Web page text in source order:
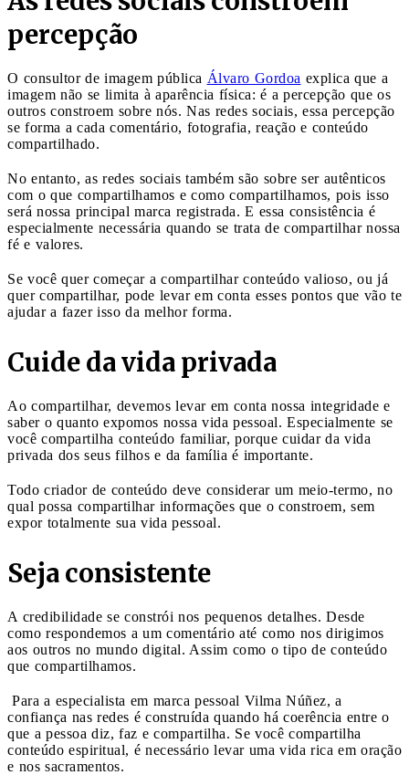
percepção
O consultor de imagem pública Álvaro Gordoa explica que a
imagem não se limita à aparência física: é a percepção que os
outros constroem sobre nós. Nas redes sociais, essa percepção
se forma a cada comentário, fotografia, reação e conteúdo
compartilhado.
No entanto, as redes sociais também são sobre ser autênticos
com o que compartilhamos e como compartilhamos, pois isso
será nossa principal marca registrada. E essa consistência é
especialmente necessária quando se trata de compartilhar nossa
fé e valores.
Se você quer começar a compartilhar conteúdo valioso, ou já
quer compartilhar, pode levar em conta esses pontos que vão te
ajudar a fazer isso da melhor forma.
Cuide da vida privada
Ao compartilhar, devemos levar em conta nossa integridade e
saber o quanto expomos nossa vida pessoal. Especialmente se
você compartilha conteúdo familiar, porque cuidar da vida
privada dos seus filhos e da família é importante.
Todo criador de conteúdo deve considerar um meio-termo, no
qual possa compartilhar informações que o constroem, sem
expor totalmente sua vida pessoal.
Seja consistente
A credibilidade se constrói nos pequenos detalhes. Desde
como respondemos a um comentário até como nos dirigimos
aos outros no mundo digital. Assim como o tipo de conteúdo
que compartilhamos.
Para a especialista em marca pessoal Vilma Núñez, a
confiança nas redes é construída quando há coerência entre o
que a pessoa diz, faz e compartilha. Se você compartilha
conteúdo espiritual, é necessário levar uma vida rica em oração
e nos sacramentos.